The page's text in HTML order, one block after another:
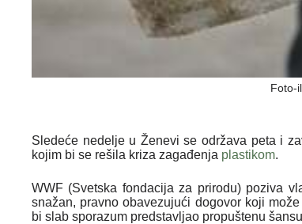
Foto-
Sledeće nedelje u Ženevi se održava peta i
kojim bi se rešila kriza zagađenja plastikom.
WWF (Svetska fondacija za prirodu) poziva
snažan, pravno obavezujući dogovor koji
bi slab sporazum predstavljao propuštenu